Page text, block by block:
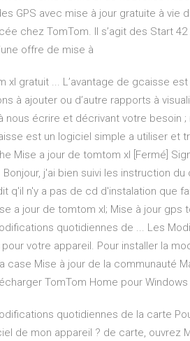
GPS avec mise à jour gratuite à vie
chez TomTom. Il s’agit des Start
offre de mise à
xl gratuit ... L’avantage de gcaisse
à ajouter ou d’autre rapports à
nous écrire et décrivant votre besoin
est un logiciel simple a utiliser et
Mise a jour de tomtom xl [Fermé]
Bonjour, j'ai bien suivi les instruction
q'il n'y a pas de cd d'instalation que
a jour de tomtom xl; Mise à jour gps
quotidiennes de ... Les
votre appareil. Pour installer la
case Mise à jour de la communauté
TomTom Home pour
quotidiennes de la carte
de mon appareil ? de carte, ouvrez